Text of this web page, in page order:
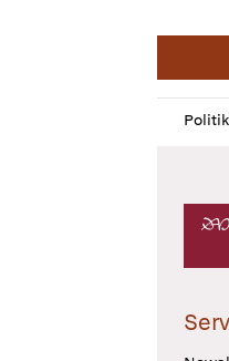
Politik
Profil
öffnen
Daz
Pur